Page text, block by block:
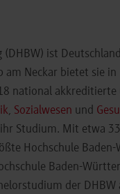
ist
Neckar bietet sie
national
, Sozialwesen und
Studium. Mit etwa
Hochschule
Baden-
der DHBW